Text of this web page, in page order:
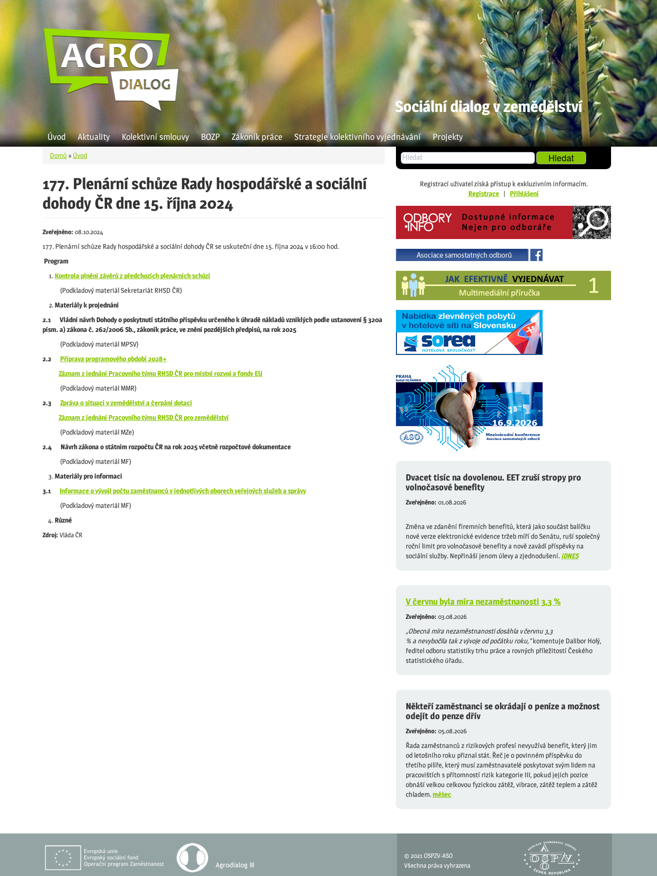
Přejít k hlavnímu obsahu
Sociální dialog v zemědělství
Úvod Aktuality Kolektivní smlouvy BOZP Zákoník práce Strategie kolektivního vyjednávání Projekty
Jste zde
Domů » Úvod
177. Plenární schůze Rady hospodářské a sociální
dohody ČR dne 15. října 2024
Zveřejněno: 08.10.2024
177. Plenární schůze Rady hospodářské a sociální dohody ČR se uskuteční dne 15. října 2024 v 16:00 hod.
Program
Kontrola plnění závěrů z předchozích plenárních schůzí
(Podkladový materiál Sekretariát RHSD ČR)
Materiály k projednání
2.1 Vládní návrh Dohody o poskytnutí státního příspěvku určeného k úhradě nákladů vzniklých podle ustanovení § 320a
písm. a) zákona č. 262/2006 Sb., zákoník práce, ve znění pozdějších předpisů, na rok 2025
(Podkladový materiál MPSV)
2.2 Příprava programového období 2028+
Záznam z jednání Pracovního týmu RHSD ČR pro místní rozvoj a fondy EU
(Podkladový materiál MMR)
2.3 Zpráva o situaci v zemědělství a čerpání dotací
Záznam z jednání Pracovního týmu RHSD ČR pro zemědělství
(Podkladový materiál MZe)
2.4 Návrh zákona o státním rozpočtu ČR na rok 2025 včetně rozpočtové dokumentace
(Podkladový materiál MF)
Materiály pro informaci
3.1 Informace o vývoji počtu zaměstnanců v jednotlivých oborech veřejných služeb a správy
(Podkladový materiál MF)
Různé
Zdroj: Vláda ČR
Registrací uživatel získá přístup k exkluzivním informacím.
Registrace | Přihlášení
Dvacet tisíc na dovolenou. EET zruší stropy pro
volnočasové benefity
Zveřejněno: 01.08.2026
Změna ve zdanění firemních benefitů, která jako součást balíčku
nové verze elektronické evidence tržeb míří do Senátu, ruší společný
roční limit pro volnočasové benefity a nově zavádí příspěvky na
sociální služby. Nepřináší jenom úlevy a zjednodušení. iDNES
V červnu byla míra nezaměstnanosti 3,3 %
Zveřejněno: 03.08.2026
„Obecná míra nezaměstnanosti dosáhla v červnu 3,3
% a nevybočila tak z vývoje od počátku roku,“komentuje Dalibor Holý,
ředitel odboru statistiky trhu práce a rovných příležitostí Českého
statistického úřadu.
Někteří zaměstnanci se okrádají o peníze a možnost
odejít do penze dřív
Zveřejněno: 05.08.2026
Řada zaměstnanců z rizikových profesí nevyužívá benefit, který jim
od letošního roku přiznal stát. Řeč je o povinném příspěvku do
třetího pilíře, který musí zaměstnavatelé poskytovat svým lidem na
pracovištích s přítomností rizik kategorie III, pokud jejich pozice
obnáší velkou celkovou fyzickou zátěž, vibrace, zátěž teplem a zátěž
chladem.měšec
© 2021 OSPZV-ASO
Všechna práva vyhrazena